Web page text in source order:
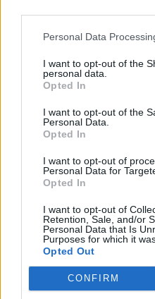
Personal Data
I want to opt-out of the
personal data.
Opted In
I want to opt-out of the
Personal Data.
Opted In
I want to opt-out of
Personal Data for
Opted In
I want to opt-out of
Retention, Sale, and/or
Personal Data that Is
Purposes for which it
Opted Out
CONFIRM